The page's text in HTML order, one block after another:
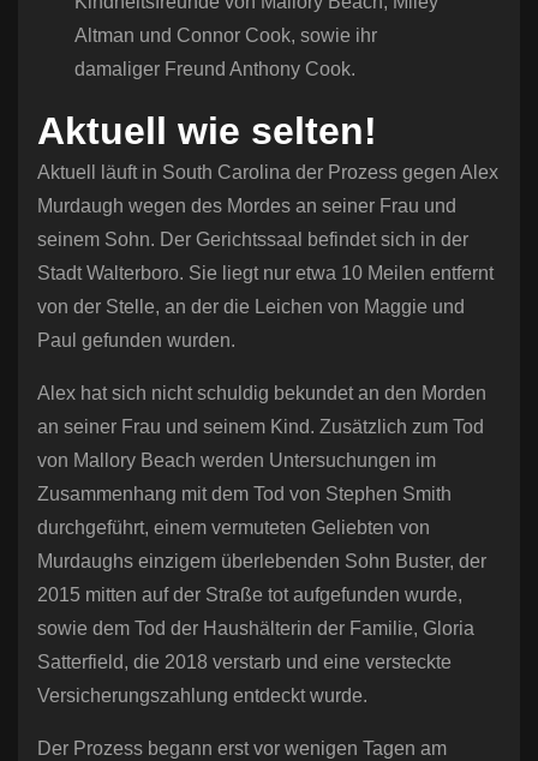
Altman und Connor Cook, sowie ihr
damaliger Freund Anthony Cook.
Aktuell wie selten!
Aktuell läuft in South Carolina der Prozess gegen Alex
Murdaugh wegen des Mordes an seiner Frau und
seinem Sohn. Der Gerichtssaal befindet sich in der
Stadt Walterboro. Sie liegt nur etwa 10 Meilen entfernt
von der Stelle, an der die Leichen von Maggie und
Paul gefunden wurden.
Alex hat sich nicht schuldig bekundet an den Morden
an seiner Frau und seinem Kind. Zusätzlich zum Tod
von Mallory Beach werden Untersuchungen im
Zusammenhang mit dem Tod von Stephen Smith
durchgeführt, einem vermuteten Geliebten von
Murdaughs einzigem überlebenden Sohn Buster, der
2015 mitten auf der Straße tot aufgefunden wurde,
sowie dem Tod der Haushälterin der Familie, Gloria
Satterfield, die 2018 verstarb und eine versteckte
Versicherungszahlung entdeckt wurde.
Der Prozess begann erst vor wenigen Tagen am